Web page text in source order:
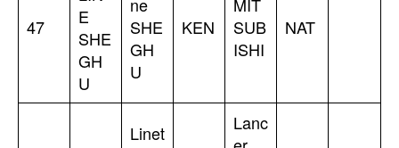
47
E
SHE
GH
U
SHE
GH
U
KEN
SUB
ISHI
NAT
Linet
Lanc